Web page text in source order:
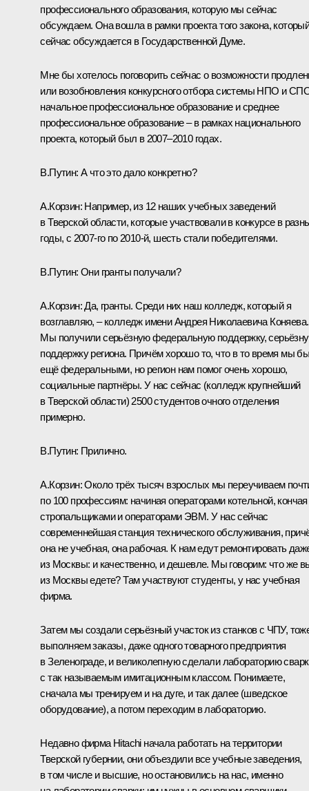
профессионального образования, которую мы сейчас
обсуждаем. Она вошла в рамки проекта того закона,
сейчас обсуждается в Государственной Думе.
Мне бы хотелось поговорить сейчас о возможности
или возобновления конкурсного отбора системы НПО и
начальное профессиональное образование и среднее
профессиональное образование – в рамках национального
проекта, который был в 2007–2010 годах.
В.Путин: А что это дало конкретно?
А.Корзин: Например, из 12 наших учебных заведений
в Тверской области, которые участвовали в конкурсе в
годы, с 2007-го по 2010-й, шесть стали победителями.
В.Путин: Они гранты получали?
А.Корзин:Да, гранты. Среди них наш колледж, который я
возглавляю, – колледж имени Андрея Николаевича Коняева.
Мы получили серьёзную федеральную поддержку,
поддержку региона. Причём хорошо то, что в то время мы
ещё федеральными, но регион нам помог очень хорошо,
социальные партнёры. У нас сейчас (колледж крупнейший
в Тверской области) 2500 студентов очного отделения
примерно.
В.Путин: Прилично.
А.Корзин:Около трёх тысяч взрослых мы переучиваем
по 100 профессиям: начиная операторами котельной, кончая
стропальщиками и операторами ЭВМ. У нас сейчас
современнейшая станция технического обслуживания,
она не учебная, она рабочая. К нам едут ремонтировать
из Москвы: и качественно, и дешевле. Мы говорим: что же
из Москвы едете? Там участвуют студенты, у нас учебная
фирма.
Затем мы создали серьёзный участок из станков с ЧПУ,
выполняем заказы, даже одного товарного предприятия
в Зеленограде, и великолепную сделали лабораторию
с так называемым имитационным классом. Понимаете,
сначала мы тренируем и на дуге, и так далее (шведское
оборудование), а потом переходим в лабораторию.
Недавно фирма Hitachi начала работать на территории
Тверской губернии, они объездили все учебные заведения,
в том числе и высшие, но остановились на нас, именно